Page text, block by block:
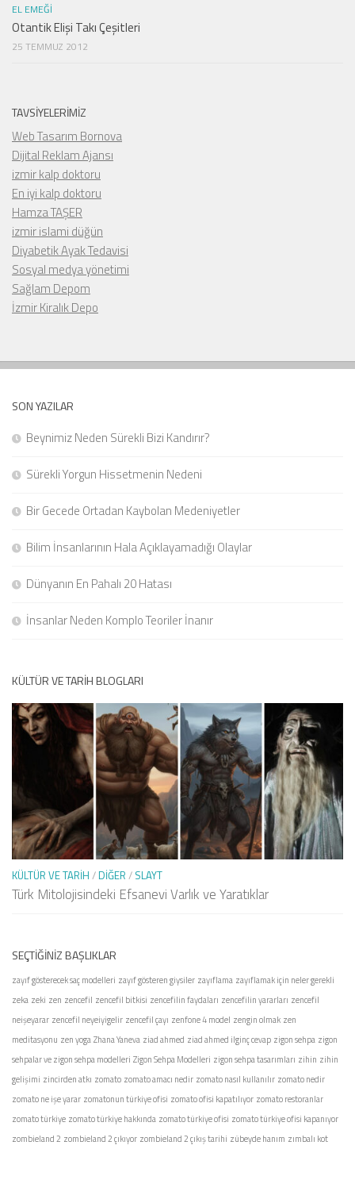
EL EMEĞI
Otantik Elişi Takı Çeşitleri
25 TEMMUZ 2012
TAVSIYELERIMIZ
Web Tasarım Bornova
Dijital Reklam Ajansı
izmir kalp doktoru
En iyi kalp doktoru
Hamza TAŞER
izmir islami düğün
Diyabetik Ayak Tedavisi
Sosyal medya yönetimi
Sağlam Depom
İzmir Kiralık Depo
SON YAZILAR
Beynimiz Neden Sürekli Bizi Kandırır?
Sürekli Yorgun Hissetmenin Nedeni
Bir Gecede Ortadan Kaybolan Medeniyetler
Bilim İnsanlarının Hala Açıklayamadığı Olaylar
Dünyanın En Pahalı 20 Hatası
İnsanlar Neden Komplo Teoriler İnanır
KÜLTÜR VE TARIH BLOGLARI
KÜLTÜR VE TARIH / DIĞER / SLAYT
Türk Mitolojisindeki Efsanevi Varlık ve Yaratıklar
SEÇTIĞINIZ BAŞLIKLAR
zayıf gösterecek saç modelleri zayıf gösteren giysiler zayıflama zayıflamak için neler gerekli
zeka zeki zen zencefil zencefil bitkisi zencefilin faydaları zencefilin yararları zencefil
neişeyarar zencefil neyeiyigelir zencefil çayı zenfone 4 model zengin olmak zen
meditasyonu zen yogaZhana Yaneva ziad ahmed ziad ahmed ilginç cevap zigon sehpa zigon
sehpalar ve zigon sehpa modelleri Zigon Sehpa Modelleri zigon sehpa tasarımları zihin zihin
gelişimi zincirden atkı zomato zomato amacı nedir zomato nasıl kullanılır zomato nedir
zomato ne işe yarar zomatonun türkiye ofisi zomato ofisi kapatılıyor zomato restoranlar
zomato türkiye zomato türkiye hakkında zomato türkiye ofisi zomato türkiye ofisi kapanıyor
zombieland 2 zombieland 2 çıkıyor zombieland 2 çıkış tarihi zübeyde hanım zımbalı kot